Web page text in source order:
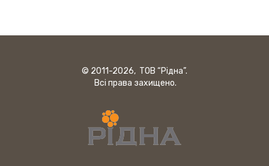
© 2011-2026, ТОВ “Рідна”.
Всі права захищено.